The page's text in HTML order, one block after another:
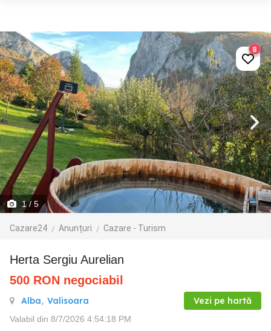
1/ 5
Cazare24 Anunțuri Cazare - Turism
8
Herta Sergiu Aurelian
500 RON negociabil
Alba, Valisoara Vezi pe hartă
Valabil din 8/7/2026 4:54:18 PM